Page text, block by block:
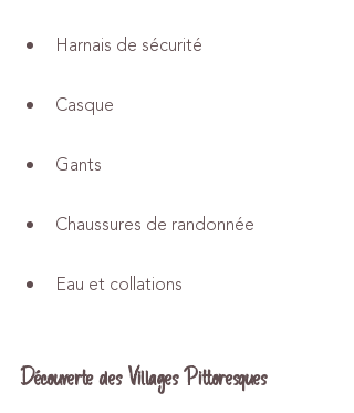
Harnais de sécurité
Casque
Gants
Chaussures de randonnée
Eau et collations
Découverte des Villages Pittoresques